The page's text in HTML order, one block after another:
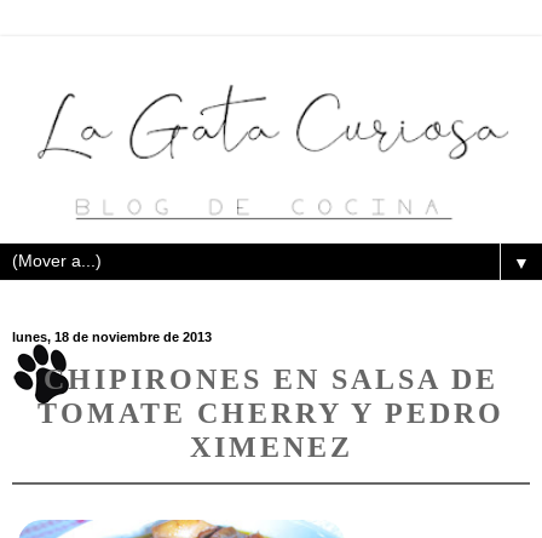
▼
lunes, 18 de noviembre de 2013
CHIPIRONES EN SALSA DE
TOMATE CHERRY Y PEDRO
XIMENEZ